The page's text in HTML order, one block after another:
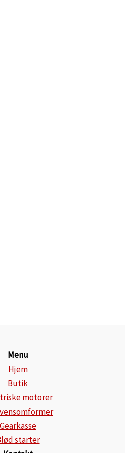
Menu
Hjem
Butik
motorer
Gearkasse
starter